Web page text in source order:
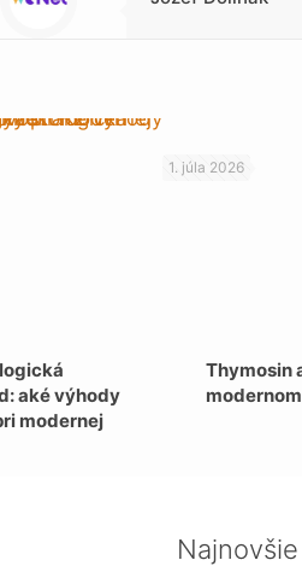
aké výhody
modernej
1. júla 2026
Thymosin